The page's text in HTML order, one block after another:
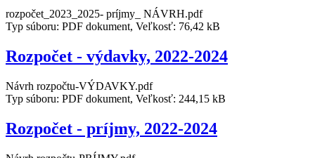
rozpočet_2023_2025- príjmy_ NÁVRH.pdf
Typ súboru: PDF dokument, Veľkosť: 76,42 kB
Rozpočet - výdavky, 2022-2024
Návrh rozpočtu-VÝDAVKY.pdf
Typ súboru: PDF dokument, Veľkosť: 244,15 kB
Rozpočet - príjmy, 2022-2024